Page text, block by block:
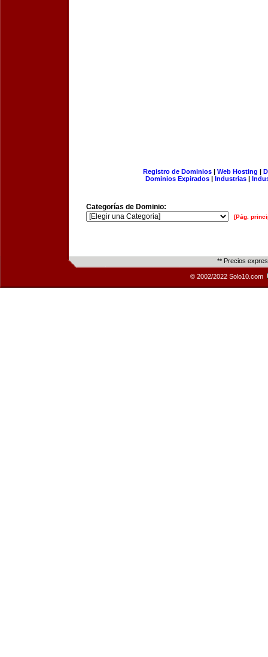
Registro de Dominios| Web Hosting |
Dominios Expirados | Industrias |
Categorías de Dominio:
[Pág.
** Precios
© 2002/2022 Solo10.com